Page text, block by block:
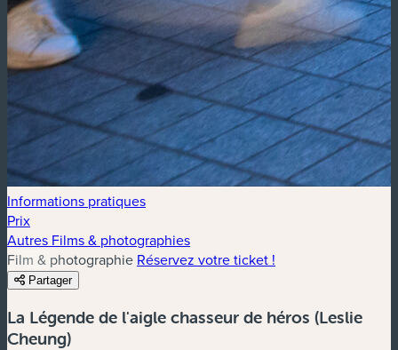
Informations pratiques
Prix
Autres Films & photographies
Film & photographie Réservez votre ticket !
Partager
La Légende de l'aigle chasseur de héros (Leslie
Cheung)